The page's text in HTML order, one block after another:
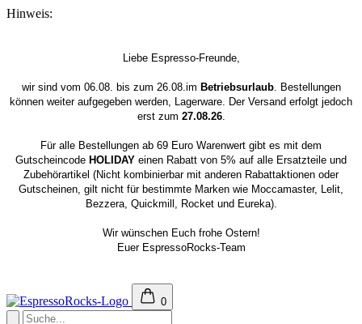
Hinweis:
Liebe Espresso-Freunde,
wir sind vom 06.08. bis zum 26.08.im Betriebsurlaub. Bestellungen
können weiter aufgegeben werden, Lagerware. Der Versand erfolgt jedoch
erst zum 27.08.26.
Für alle Bestellungen ab 69 Euro Warenwert gibt es mit dem
Gutscheincode HOLIDAY einen Rabatt von 5% auf alle Ersatzteile und
Zubehörartikel (Nicht kombinierbar mit anderen Rabattaktionen oder
Gutscheinen, gilt nicht für bestimmte Marken wie Moccamaster, Lelit,
Bezzera, Quickmill, Rocket und Eureka).
Wir wünschen Euch frohe Ostern!
Euer EspressoRocks-Team
0